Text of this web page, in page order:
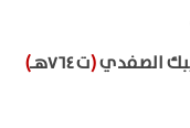
الصفدي(ت ٧٦٤هـ
)